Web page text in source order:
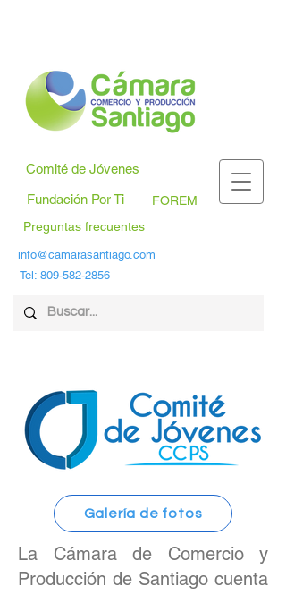
Tel: 809-582-2856
info@camarasantiago.com
FOREM
Comité de Jóvenes
Fundación Por Ti
Preguntas frecuentes
Galería de fotos
La Cámara de Comercio y
Producción de Santiago cuenta